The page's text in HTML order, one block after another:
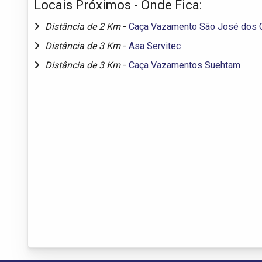
Locais Próximos - Onde Fica:
Distância de 2 Km - Caça Vazamento São José dos
Distância de 3 Km - Asa Servitec
Distância de 3 Km - Caça Vazamentos Suehtam